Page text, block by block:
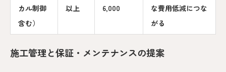
カル制御
含む）
以上
6,000
な費用低減につな
がる
施工管理と保証・メンテナンスの提案